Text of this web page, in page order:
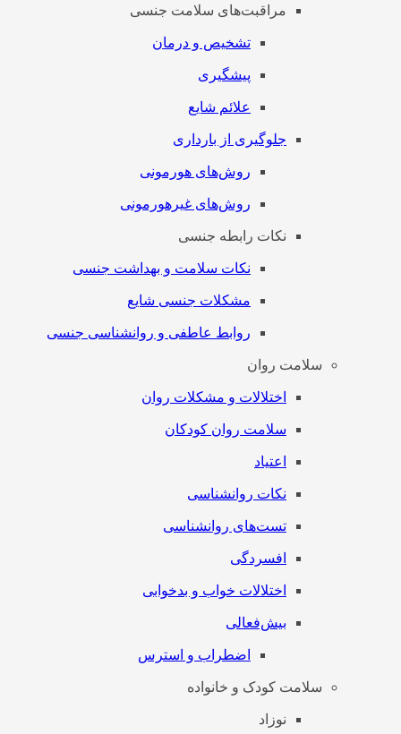
مراقبت‌های سلامت جنسی
تشخیص و درمان
پیشگیری
علائم شایع
جلوگیری از بارداری
روش‌های هورمونی
روش‌های غیرهورمونی
نکات رابطه جنسی
نکات سلامت و بهداشت جنسی
مشکلات جنسی شایع
روابط عاطفی و روانشناسی جنسی
سلامت روان
اختلالات و مشکلات روان
سلامت روان کودکان
اعتیاد
نکات روانشناسی
تست‌های روانشناسی
افسردگی
اختلالات خواب و بدخوابی
بیش‌فعالی
اضطراب و استرس
سلامت کودک و خانواده
نوزاد